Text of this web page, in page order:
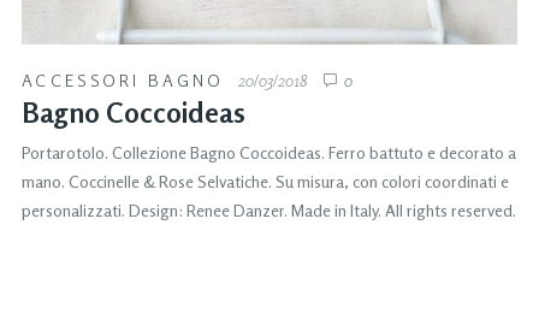
ACCESSORI BAGNO 20/03/2018 0
Bagno Coccoideas
Portarotolo. Collezione Bagno Coccoideas. Ferro battuto e decorato a
mano. Coccinelle & Rose Selvatiche. Su misura, con colori coordinati e
personalizzati. Design: Renee Danzer. Made in Italy. All rights reserved.